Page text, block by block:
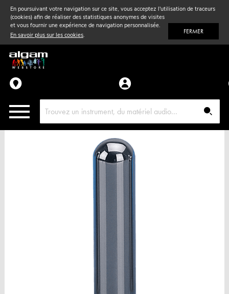
En poursuivant votre navigation sur ce site, vous acceptez l'utilisation de traceurs
(cookies) afin de réaliser des statistiques anonymes de visites
et vous fournir une expérience de navigation personnalisée.
En savoir plus sur les cookies. FERMER
Vent& Violon
Accessoires
Pièces détachées